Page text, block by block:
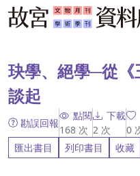
玦學、絕學─從
談起
勘誤回報
點閱
168 次
下載
2 次
0
匯出書目
列印書目 收藏